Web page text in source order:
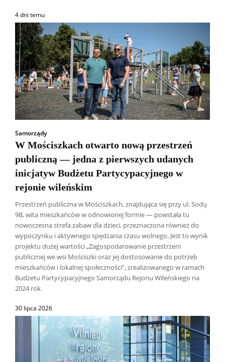
4 dni temu
Samorządy
W Mościszkach otwarto nową przestrzeń
publiczną — jedna z pierwszych udanych
inicjatyw Budżetu Partycypacyjnego w
rejonie wileńskim
Przestrzeń publiczna w Mościszkach, znajdująca się przy ul. Sodų
9B, wita mieszkańców w odnowionej formie — powstała tu
nowoczesna strefa zabaw dla dzieci, przeznaczona również do
wypoczynku i aktywnego spędzania czasu wolnego. Jest to wynik
projektu dużej wartości „Zagospodarowanie przestrzeni
publicznej we wsi Mościszki oraz jej dostosowanie do potrzeb
mieszkańców i lokalnej społeczności”, zrealizowanego w ramach
Budżetu Partycypacyjnego Samorządu Rejonu Wileńskiego na
2024 rok.
30 lipca 2026